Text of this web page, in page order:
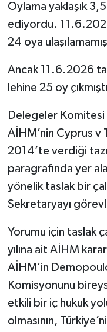
Oylama yaklaşık
ediyordu.
24 oya
Ancak 11.6.2026
lehine 25 oy
Delegeler Komitesi
AİHM’nin Cyprus v
2014’te verdiği
paragrafında yer
yönelik taslak bir
Sekretaryayı
Yorumu için taslak
yılına ait AİHM
AİHM’in
Komisyonunu
etkili bir iç hukuk
olmasının,